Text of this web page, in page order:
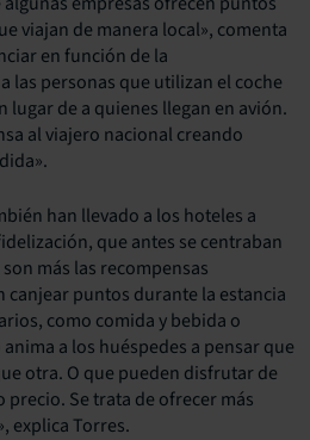
viajan de manera local», comenta
en función de la
las personas que utilizan el coche
lugar de a quienes llegan en avión.
al viajero nacional creando
han llevado a los hoteles a
que antes se centraban
más las recompensas
puntos durante la estancia
como comida y bebida o
a los huéspedes a pensar que
otra. O que pueden disfrutar de
precio. Se trata de ofrecer más
explica Torres.